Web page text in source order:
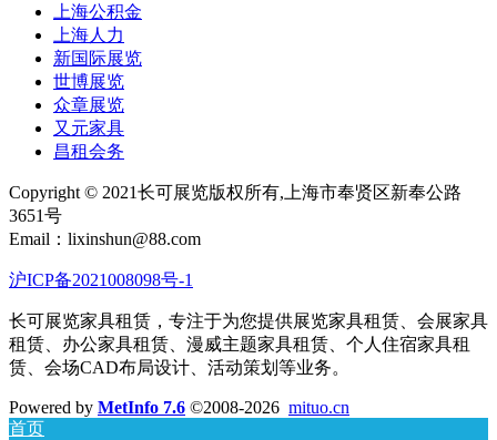
上海公积金
上海人力
新国际展览
世博展览
众章展览
又元家具
昌租会务
Copyright © 2021长可展览版权所有,上海市奉贤区新奉公路
3651号
Email：lixinshun@88.com
沪ICP备2021008098号-1
长可展览家具租赁，专注于为您提供展览家具租赁、会展家具
租赁、办公家具租赁、漫威主题家具租赁、个人住宿家具租
赁、会场CAD布局设计、活动策划等业务。
Powered by MetInfo 7.6 ©2008-2026 mituo.cn
首页